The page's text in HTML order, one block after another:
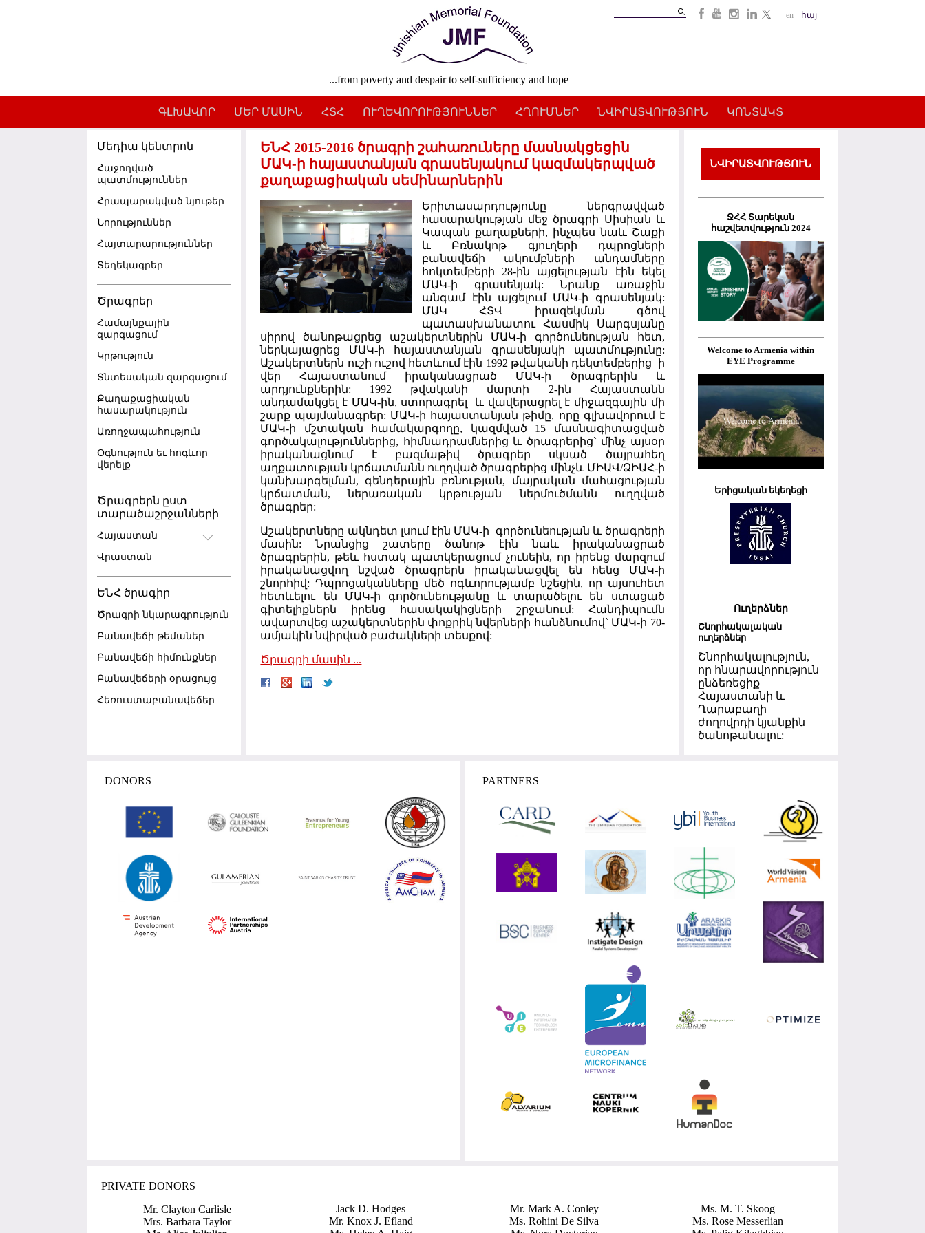
en հայ
...from poverty and despair to self-sufficiency and hope
ԳԼԽԱՎՈՐ ՄԵՐ ՄԱՍԻՆ ՀՏՀ ՈՒՂԵՎՈՐՈՒԹՅՈՒՆՆԵՐ ՀՂՈՒՄՆԵՐ ՆՎԻՐԱՏՎՈՒԹՅՈՒՆ ԿՈՆՏԱԿՏ
Մեդիա կենտրոն
Հաջողված
պատմություններ
Հրապարակված նյութեր
Նորություններ
Հայտարարություններ
Տեղեկագրեր
Ծրագրեր
Համայնքային
զարգացում
Կրթություն
Տնտեսական զարգացում
Քաղաքացիական
հասարակություն
Առողջապահություն
Օգնություն եւ հոգևոր
վերելք
Ծրագրերն ըստ
տարածաշրջանների
Հայաստան
Վրաստան
ԵՆՀ ծրագիր
Ծրագրի նկարագրություն
Բանավեճի թեմաներ
Բանավեճի հիմունքներ
Բանավեճերի օրացույց
Հեռուստաբանավեճեր
ԵՆՀ 2015-2016 ծրագրի շահառուները մասնակցեցին
ՄԱԿ-ի հայաստանյան գրասենյակում կազմակերպված
քաղաքացիական սեմինարներին
Երիտասարդությունը ներգրավված
հասարակության մեջ ծրագրի Սիսիան և
Կապան քաղաքների, ինչպես նաև Շաքի
և Բռնակոթ գյուղերի դպրոցների
բանավեճի ակումբների անդամները
հոկտեմբերի 28-ին այցելության էին եկել
ՄԱԿ-ի գրասենյակ: Նրանք առաջին
անգամ էին այցելում ՄԱԿ-ի գրասենյակ:
ՄԱԿ ՀՏՎ իրազեկման գծով
պատասխանատու Հասմիկ Սարգսյանը
սիրով ծանոթացրեց աշակերտներին ՄԱԿ-ի գործունեության հետ,
ներկայացրեց ՄԱԿ-ի հայաստանյան գրասենյակի պատմությունը:
Աշակերտներն ուշի ուշով հետևում էին 1992 թվականի դեկտեմբերից ի
վեր Հայաստանում իրականացրած ՄԱԿ-ի ծրագրերին և
արդյունքներին: 1992 թվականի մարտի 2-ին Հայաստանն
անդամակցել է ՄԱԿ-ին, ստորագրել և վավերացրել է միջազգային մի
շարք պայմանագրեր: ՄԱԿ-ի հայաստանյան թիմը, որը գլխավորում է
ՄԱԿ-ի մշտական համակարգողը, կազմված 15 մասնագիտացված
գործակալություններից, հիմնադրամներից և ծրագրերից` մինչ այսօր
իրականացնում է բազմաթիվ ծրագրեր սկսած ծայրահեղ
աղքատության կրճատմանն ուղղված ծրագրերից մինչև ՄԻԱՎ/ՁԻԱՀ-ի
կանխարգելման, գենդերային բռնության, մայրական մահացության
կրճատման, ներառական կրթության ներմուծմանն ուղղված
ծրագրեր:
Աշակերտները ակնդետ լսում էին ՄԱԿ-ի գործունեության և ծրագրերի
մասին: Նրանցից շատերը ծանոթ էին նաև իրականացրած
ծրագրերին, թեև հստակ պատկերացում չունեին, որ իրենց մարզում
իրականացվող նշված ծրագրերն իրականացվել են հենց ՄԱԿ-ի
շնորհիվ: Դպրոցականները մեծ ոգևորությամբ նշեցին, որ այսուհետ
հետևելու են ՄԱԿ-ի գործունեությանը և տարածելու են ստացած
գիտելիքներն իրենց հասակակիցների շրջանում: Հանդիպումն
ավարտվեց աշակերտներին փոքրիկ նվերների հանձնումով` ՄԱԿ-ի 70-
ամյակին նվիրված բաժակների տեսքով:
Ծրագրի մասին ...
ՆՎԻՐԱՏՎՈՒԹՅՈՒՆ
ՋՀՀ Տարեկան
հաշվետվություն 2024
Welcome to Armenia within
EYE Programme
Երիցական եկեղեցի
Ուղերձներ
Շնորհակալական
ուղերձներ
Շնորհակալություն,
որ հնարավորություն
ընձեռեցիք
Հայաստանի և
Ղարաբաղի
ժողովրդի կյանքին
ծանոթանալու:
DONORS PARTNERS
PRIVATE DONORS
Mr. Clayton Carlisle
Mrs. Barbara Taylor
Jack D. Hodges
Mr. Knox J. Efland
Mr. Mark A. Conley
Ms. Rohini De Silva
Ms. M. T. Skoog
Ms. Rose Messerlian